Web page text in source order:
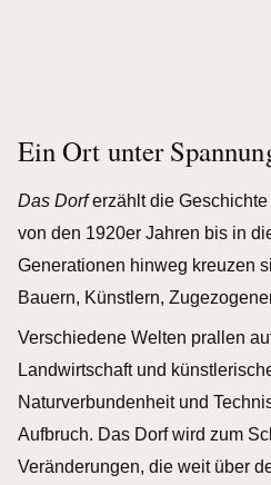
Ein Ort unter
Das Dorferzählt die
von den 1920er Jahren bis in
Generationen hinweg kreuzen
Bauern, Künstlern,
Verschiedene Welten prallen
Landwirtschaft und
Naturverbundenheit und
Aufbruch. Das Dorf wird zum
Veränderungen, die weit über